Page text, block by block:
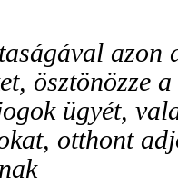
azon
ösztönözze a
ügyét,
otthont